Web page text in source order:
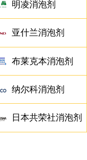
明凌消泡剂
亚什兰消泡剂
布莱克本消泡剂
纳尔科消泡剂
日本共荣社消泡剂